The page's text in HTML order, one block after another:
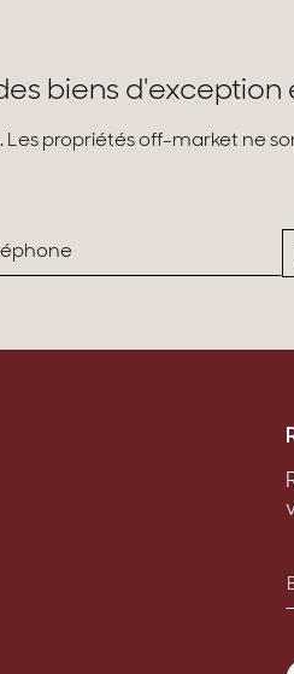
biens d'exception
Les propriétés off-market ne